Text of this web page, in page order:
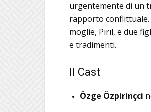
urgentemente di un
rapporto conflittuale.
moglie, Pırıl, e due
e tradimenti.
Il Cast
Özge Özpirinçci